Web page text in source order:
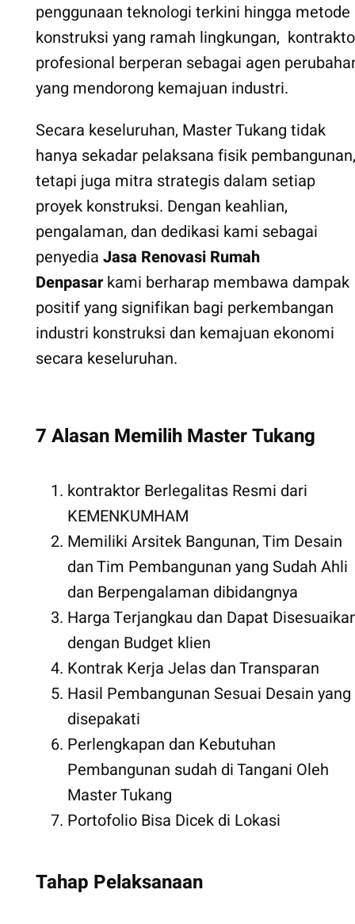
penggunaan teknologi terkini hingga metode
konstruksi yang ramah lingkungan,
profesional berperan sebagai agen
yang mendorong kemajuan industri.
Secara keseluruhan, Master Tukang tidak
hanya sekadar pelaksana fisik pembangunan,
tetapi juga mitra strategis dalam setiap
proyek konstruksi. Dengan keahlian,
pengalaman, dan dedikasi kami sebagai
penyedia Jasa Renovasi Rumah
Denpasar kami berharap membawa dampak
positif yang signifikan bagi perkembangan
industri konstruksi dan kemajuan ekonomi
secara keseluruhan.
7 Alasan Memilih Master Tukang
kontraktor Berlegalitas Resmi dari
KEMENKUMHAM
Memiliki Arsitek Bangunan, Tim Desain
dan Tim Pembangunan yang Sudah Ahli
dan Berpengalaman dibidangnya
Harga Terjangkau dan Dapat
dengan Budget klien
Kontrak Kerja Jelas dan Transparan
Hasil Pembangunan Sesuai Desain yang
disepakati
Perlengkapan dan Kebutuhan
Pembangunan sudah di Tangani Oleh
Master Tukang
Portofolio Bisa Dicek di Lokasi
Tahap Pelaksanaan